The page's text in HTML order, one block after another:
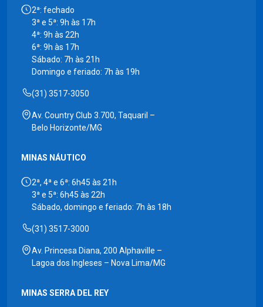
2ª: fechado
3ª e 5ª: 9h às 17h
4ª: 9h às 22h
6ª: 9h às 17h
Sábado: 7h às 21h
Domingo e feriado: 7h às 19h
(31) 3517-3050
Av. Country Club 3.700, Taquaril –
Belo Horizonte/MG
MINAS NÁUTICO
2ª, 4ª e 6ª: 6h45 às 21h
3ª e 5ª: 6h45 às 22h
Sábado, domingo e feriado: 7h às 18h
(31) 3517-3000
Av. Princesa Diana, 200 Alphaville –
Lagoa dos Ingleses – Nova Lima/MG
MINAS SERRA DEL REY